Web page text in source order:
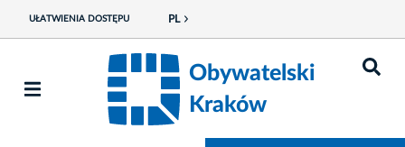
UŁATWIENIA DOSTĘPU PL
Obywatelski
Kraków